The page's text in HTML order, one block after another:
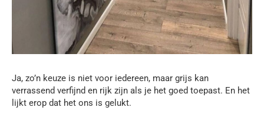
Ja, zo’n keuze is niet voor iedereen, maar grijs kan
verrassend verfijnd en rijk zijn als je het goed toepast. En het
lijkt erop dat het ons is gelukt.